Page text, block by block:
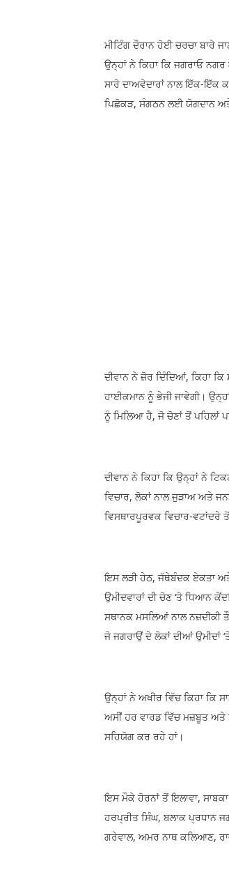
ਮੀਟਿੰਗ ਦੌਰਾਨ ਹੋਈ ਚਰਚਾ ਬਾਰੇ
ਉਨ੍ਹਾਂ ਨੇ ਕਿਹਾ ਕਿ ਜਗਰਾਓ
ਸਾਰੇ ਦਾਅਵੇਦਾਰਾਂ ਨਾਲ ਇੱਕ-ਇੱਕ
ਪਿਛੋਕੜ, ਸੰਗਠਨ ਲਈ ਯੋਗਦਾਨ ਅਤੇ
ਦੀਵਾਨ ਨੇ ਜ਼ੋਰ ਦਿੰਦਿਆਂ, ਕਿਹਾ ਕਿ
ਹਾਈਕਮਾਨ ਨੂੰ ਭੇਜੀ ਜਾਵੇਗੀ।
ਨੂੰ ਮਿਲਿਆ ਹੈ, ਜੋ ਚੋਣਾਂ ਤੋਂ ਪਹਿਲਾਂ
ਦੀਵਾਨ ਨੇ ਕਿਹਾ ਕਿ ਉਨ੍ਹਾਂ ਨੇ
ਵਿਚਾਰ, ਲੋਕਾਂ ਨਾਲ ਜੁੜਾਅ ਅਤੇ
ਵਿਸਥਾਰਪੂਰਵਕ ਵਿਚਾਰ-ਵਟਾਂਦਰੇ
ਇਸ ਲੜੀ ਹੇਠ, ਜੱਥੇਬੰਦਕ ਏਕਤਾ
ਉਮੀਦਵਾਰਾਂ ਦੀ ਚੋਣ ‘ਤੇ ਧਿਆਨ
ਸਥਾਨਕ ਮਸਲਿਆਂ ਨਾਲ ਨਜ਼ਦੀਕੀ
ਜੋ ਜਗਰਾਉਂ ਦੇ ਲੋਕਾਂ ਦੀਆਂ ਉਮੀਦਾਂ
ਉਨ੍ਹਾਂ ਨੇ ਅਖੀਰ ਵਿੱਚ ਕਿਹਾ ਕਿ
ਅਸੀਂ ਹਰ ਵਾਰਡ ਵਿੱਚ ਮਜ਼ਬੂਤ
ਸਹਿਯੋਗ ਕਰ ਰਹੇ ਹਾਂ।
ਇਸ ਮੌਕੇ ਹੋਰਨਾਂ ਤੋਂ ਇਲਾਵਾ,
ਹਰਪ੍ਰੀਤ ਸਿੰਘ, ਬਲਾਕ ਪ੍ਰਧਾਨ
ਗਰੇਵਾਲ, ਅਮਰ ਨਾਥ ਕਲਿਆਣ,